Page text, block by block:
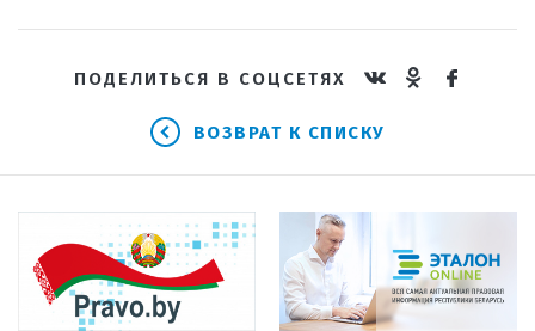
ПОДЕЛИТЬСЯ В СОЦСЕТЯХ
ВОЗВРАТ К СПИСКУ